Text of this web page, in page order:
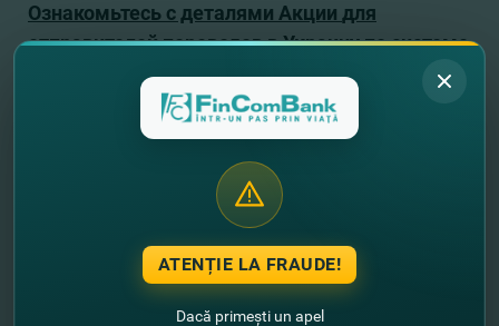
Ознакомьтесь с деталями Акции для
отправителей переводов в Украину по системе
Ria Money TransferЗДЕСЬ.
Хотите открыть карту Visa Classic или
Mastercard Standard БЕСПЛАТНО прямо
Откройте картуОНЛАЙН
обратитесь в отделение Банка только для
получения уже готовой карты!
в отделениях FinComBank
ATENȚIE LA FRAUDE!
Dacă primești un apel